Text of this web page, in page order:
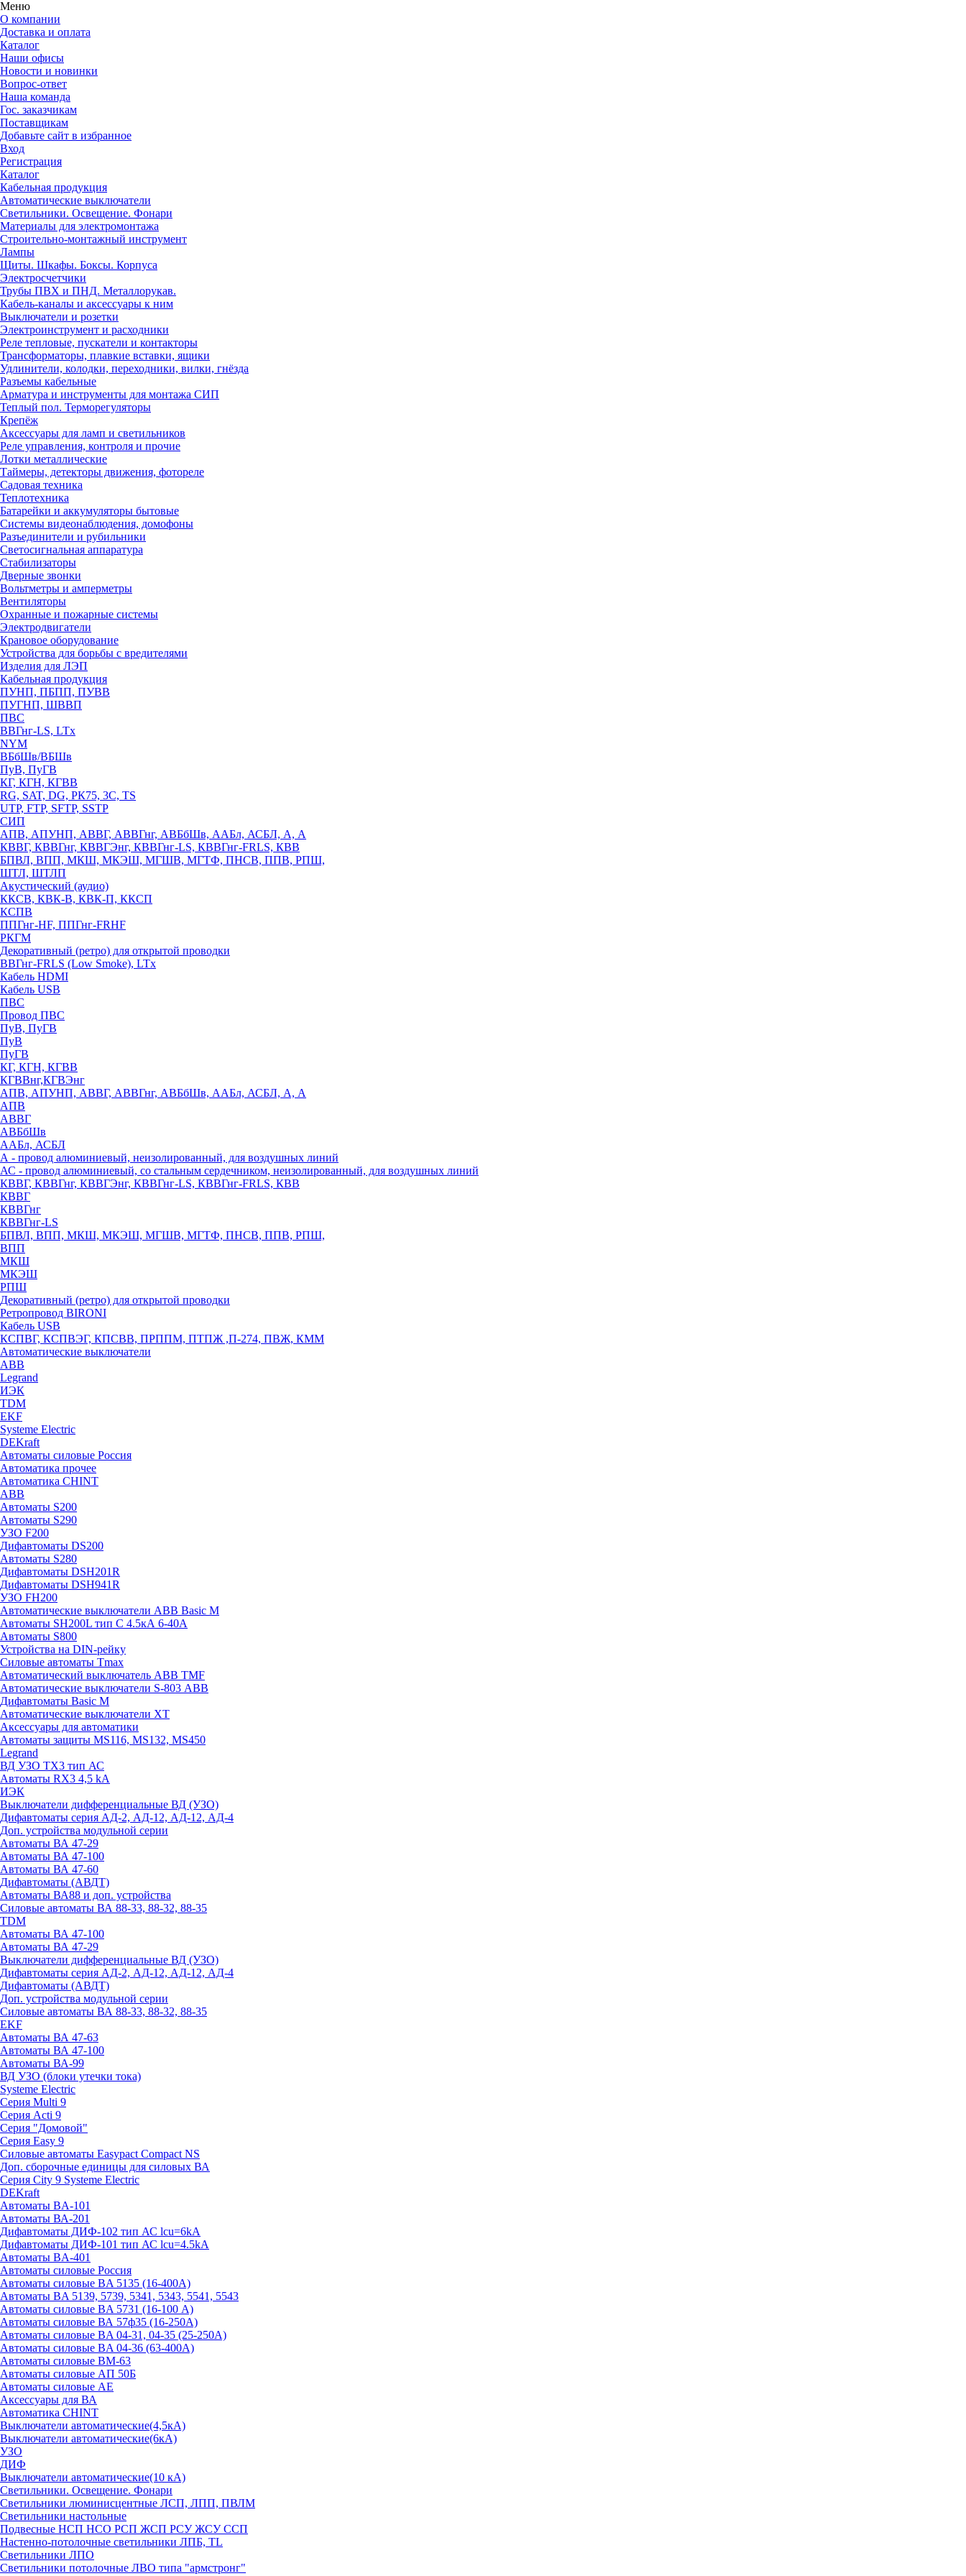
Меню
О компании
Доставка и оплата
Каталог
Наши офисы
Новости и новинки
Вопрос-ответ
Наша команда
Гос. заказчикам
Поставщикам
Добавьте сайт в избранное
Вход
Регистрация
Каталог
Кабельная продукция
Автоматические выключатели
Светильники. Освещение. Фонари
Материалы для электромонтажа
Строительно-монтажный инструмент
Лампы
Щиты. Шкафы. Боксы. Корпуса
Электросчетчики
Трубы ПВХ и ПНД. Металлорукав.
Кабель-каналы и аксессуары к ним
Выключатели и розетки
Электроинструмент и расходники
Реле тепловые, пускатели и контакторы
Трансформаторы, плавкие вставки, ящики
Удлинители, колодки, переходники, вилки, гнёзда
Разъемы кабельные
Арматура и инструменты для монтажа СИП
Теплый пол. Терморегуляторы
Крепёж
Аксессуары для ламп и светильников
Реле управления, контроля и прочие
Лотки металлические
Таймеры, детекторы движения, фотореле
Садовая техника
Теплотехника
Батарейки и аккумуляторы бытовые
Системы видеонаблюдения, домофоны
Разъединители и рубильники
Светосигнальная аппаратура
Стабилизаторы
Дверные звонки
Вольтметры и амперметры
Вентиляторы
Охранные и пожарные системы
Электродвигатели
Крановое оборудование
Устройства для борьбы с вредителями
Изделия для ЛЭП
Кабельная продукция
ПУНП, ПБПП, ПУВВ
ПУГНП, ШВВП
ПВС
ВВГнг-LS, LTx
NYM
ВБбШв/ВБШв
ПуВ, ПуГВ
КГ, КГН, КГВВ
RG, SAT, DG, РК75, 3С, TS
UTP, FTP, SFTP, SSTP
СИП
АПВ, АПУНП, АВВГ, АВВГнг, АВБбШв, ААБл, АСБЛ, А, А
КВВГ, КВВГнг, КВВГЭнг, КВВГнг-LS, КВВГнг-FRLS, КВВ
БПВЛ, ВПП, МКШ, МКЭШ, МГШВ, МГТФ, ПНСВ, ППВ, РПШ,
ШТЛ, ШТЛП
Акустический (аудио)
ККСВ, КВК-В, КВК-П, ККСП
КСПВ
ППГнг-HF, ППГнг-FRHF
РКГМ
Декоративный (ретро) для открытой проводки
ВВГнг-FRLS (Low Smoke), LTx
Кабель HDMI
Кабель USB
ПВС
Провод ПВС
ПуВ, ПуГВ
ПуВ
ПуГВ
КГ, КГН, КГВВ
КГВВнг,КГВЭнг
АПВ, АПУНП, АВВГ, АВВГнг, АВБбШв, ААБл, АСБЛ, А, А
АПВ
АВВГ
АВБбШв
ААБл, АСБЛ
А - провод алюминиевый, неизолированный, для воздушных линий
АС - провод алюминиевый, со стальным сердечником, неизолированный, для воздушных линий
КВВГ, КВВГнг, КВВГЭнг, КВВГнг-LS, КВВГнг-FRLS, КВВ
КВВГ
КВВГнг
КВВГнг-LS
БПВЛ, ВПП, МКШ, МКЭШ, МГШВ, МГТФ, ПНСВ, ППВ, РПШ,
ВПП
МКШ
МКЭШ
РПШ
Декоративный (ретро) для открытой проводки
Ретропровод BIRONI
Кабель USB
КСПВГ, КСПВЭГ, КПСВВ, ПРППМ, ПТПЖ ,П-274, ПВЖ, КММ
Автоматические выключатели
ABB
Legrand
ИЭК
TDM
EKF
Systeme Electric
DEKraft
Автоматы силовые Россия
Автоматика прочее
Автоматика CHINT
ABB
Автоматы S200
Автоматы S290
УЗО F200
Дифавтоматы DS200
Автоматы S280
Дифавтоматы DSH201R
Дифавтоматы DSH941R
УЗО FH200
Автоматические выключатели ABB Basic M
Автоматы SH200L тип С 4.5кА 6-40А
Автоматы S800
Устройства на DIN-рейку
Силовые автоматы Tmax
Автоматический выключатель ABB TMF
Автоматические выключатели S-803 АВВ
Дифавтоматы Basic M
Автоматические выключатели XT
Аксессуары для автоматики
Автоматы защиты MS116, MS132, MS450
Legrand
ВД УЗО TX3 тип АС
Автоматы RX3 4,5 kA
ИЭК
Выключатели дифференциальные ВД (УЗО)
Дифавтоматы серия АД-2, АД-12, АД-12, АД-4
Доп. устройства модульной серии
Автоматы ВА 47-29
Автоматы ВА 47-100
Автоматы ВА 47-60
Дифавтоматы (АВДТ)
Автоматы ВА88 и доп. устройства
Силовые автоматы ВА 88-33, 88-32, 88-35
TDM
Автоматы ВА 47-100
Автоматы ВА 47-29
Выключатели дифференциальные ВД (УЗО)
Дифавтоматы серия АД-2, АД-12, АД-12, АД-4
Дифавтоматы (АВДТ)
Доп. устройства модульной серии
Силовые автоматы ВА 88-33, 88-32, 88-35
EKF
Автоматы ВА 47-63
Автоматы ВА 47-100
Автоматы ВА-99
ВД УЗО (блоки утечки тока)
Systeme Electric
Серия Multi 9
Серия Acti 9
Серия "Домовой"
Серия Easy 9
Силовые автоматы Easypact Compact NS
Доп. сборочные единицы для силовых ВА
Серия City 9 Systeme Electric
DEKraft
Автоматы BA-101
Автоматы ВА-201
Дифавтоматы ДИФ-102 тип АС lcu=6kA
Дифавтоматы ДИФ-101 тип АС lcu=4.5kA
Автоматы BA-401
Автоматы силовые Россия
Автоматы силовые BA 5135 (16-400А)
Автоматы BA 5139, 5739, 5341, 5343, 5541, 5543
Автоматы силовые BA 5731 (16-100 А)
Автоматы силовые ВА 57ф35 (16-250А)
Автоматы силовые BA 04-31, 04-35 (25-250А)
Автоматы силовые BA 04-36 (63-400А)
Автоматы силовые ВМ-63
Автоматы силовые АП 50Б
Автоматы силовые АЕ
Аксессуары для ВА
Автоматика CHINT
Выключатели автоматические(4,5кА)
Выключатели автоматические(6кА)
УЗО
ДИФ
Выключатели автоматические(10 кА)
Светильники. Освещение. Фонари
Светильники люминисцентные ЛСП, ЛПП, ПВЛМ
Светильники настольные
Подвесные НСП НСО РСП ЖСП РСУ ЖСУ ССП
Настенно-потолочные светильники ЛПБ, TL
Светильники ЛПО
Светильники потолочные ЛВО типа "армстронг"